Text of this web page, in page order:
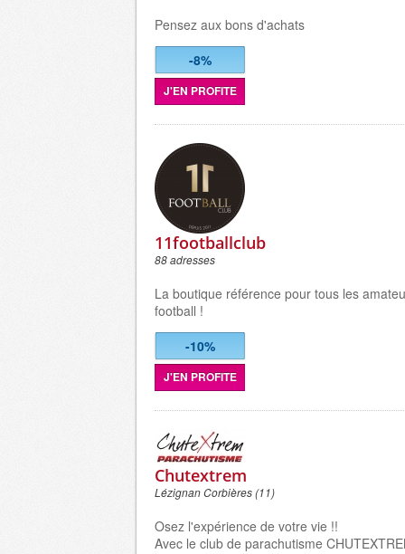
Pensez aux bons d'achats
-8%
J'EN PROFITE
11footballclub
88 adresses
La boutique référence pour tous les
football !
-10%
J'EN PROFITE
Chutextrem
Lézignan Corbières (11)
Osez l'expérience de votre vie !!
Avec le club de parachutisme